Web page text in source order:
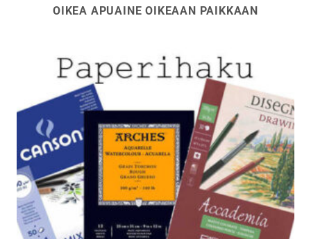
OIKEA APUAINE OIKEAAN PAIKKAAN